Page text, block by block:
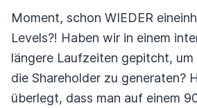
Moment, schon WIEDER
Levels?! Haben wir in einem
längere Laufzeiten gepitcht, um
die Shareholder zu generaten?
überlegt, dass man auf einem